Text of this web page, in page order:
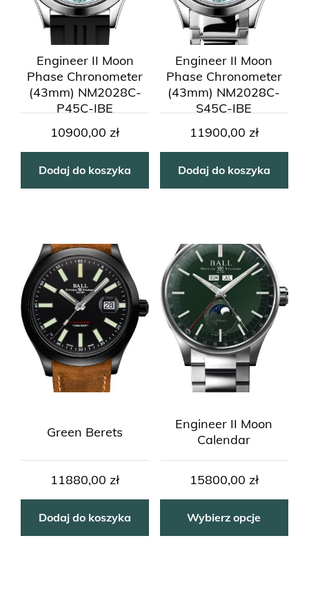
Engineer II Moon
Phase Chronometer
(43mm) NM2028C-
P45C-IBE
10900,00zł
Dodaj do koszyka
Engineer II Moon
Phase Chronometer
(43mm) NM2028C-
S45C-IBE
11900,00 zł
Dodaj do koszyka
Green Berets
11880,00zł
Dodaj do koszyka
Engineer II Moon
Calendar
15800,00 zł
Wybierz opcje